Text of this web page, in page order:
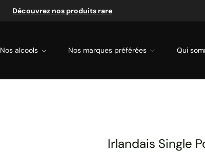
Découvrez nos produits rare
Nos alcools Nos marques préférées Qui
Irlandais Single